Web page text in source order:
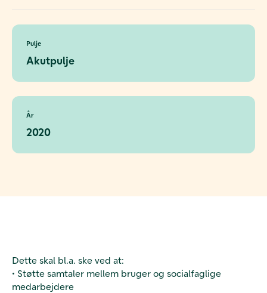
Pulje
Akutpulje
År
2020
Dette skal bl.a. ske ved at:
• Støtte samtaler mellem bruger og socialfaglige
medarbejdere